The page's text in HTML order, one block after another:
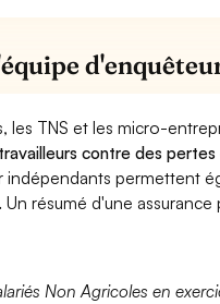
TNS et les micro-
contre des
indépendants permettent
Un résumé d'une
Non Agricoles en